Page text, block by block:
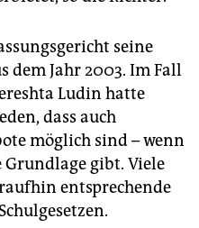
seine
dem Jahr 2003. Im Fall
Ludin hatte
dass auch
möglich sind – wenn
Grundlage gibt. Viele
entsprechende